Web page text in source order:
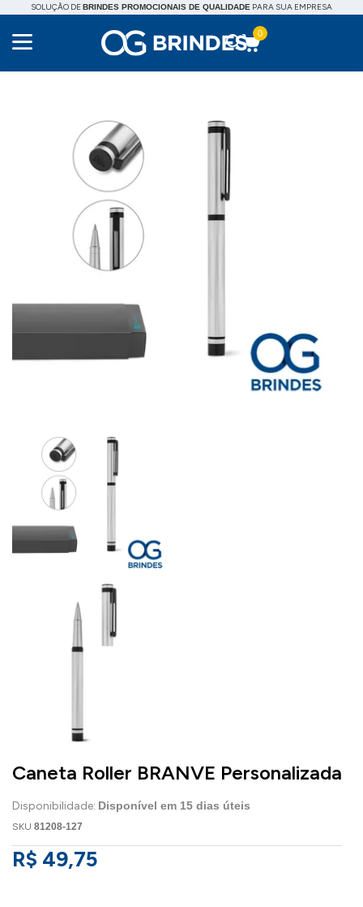
SOLUÇÃO DEBRINDES PROMOCIONAIS DE QUALIDADE PARA SUA EMPRESA
0
Caneta Roller BRANVE Personalizada
Disponibilidade: Disponível em 15 dias úteis
SKU 81208-127
R$ 49,75